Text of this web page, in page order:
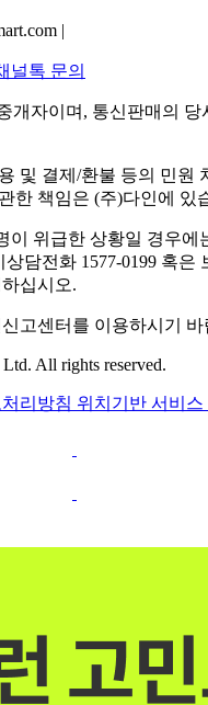
|
널톡 문의
개자이며, 통신판매의 당
및 결제/환불 등의 민원
한 책임은 (주)다인에 있
이 위급한 상황일 경우에
담전화 1577-0199 혹은
십시오.
고센터를 이용하시기 바
All rights reserved.
리방침 위치기반 서비